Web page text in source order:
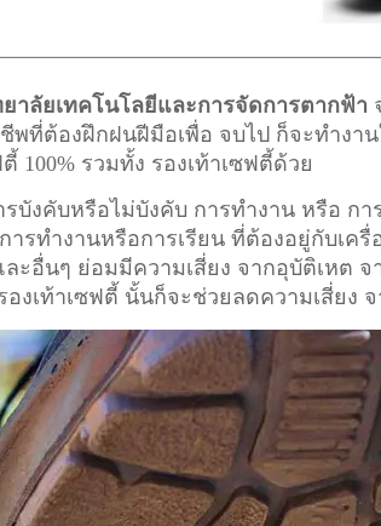
าลัยเทคโนโลยีและการจัดการตากฟ้า
ชีพที่ต้องฝึกฝนฝีมือเพื่อ จบไป ก็จะทำง
100% รวมทั้ง รองเท้าเซฟตี้ด้วย
บังคับหรือไม่บังคับ การทำงาน หรือ ก
ารทำงานหรือการเรียน ที่ต้องอยู่กับเครื่
ะอื่นๆ ย่อมมีความเสี่ยง จากอุบัติเหต จ
องเท้าเซฟตี้ นั้นก็จะช่วยลดความเสี่ยง